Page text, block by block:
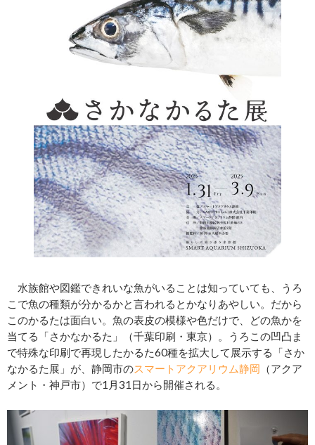
水族館や図鑑できれいな魚がいることは知っていても、うろ
こで魚の種類が分かるかと言われるとかなりあやしい。だから
このかるたは面白い。魚の表皮の模様や色だけで、どの魚かを
当てる「さかなかるた」（千葉印刷・東京）。うろこの凹凸ま
で特殊な印刷で再現したかるた60種を拡大して展示する「さか
なかるた展」が、静岡市のスマートアクアリウム静岡 （アクア
メント・神戸市）で1月31日から開催される。